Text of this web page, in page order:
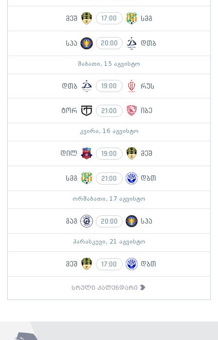
მეშ 17:00 სმგ
სპა 20:00 დთბ
შაბათი, 15 აგვისტო
დთბ 19:00 რუს
ტორ 21:00 იბე
კვირა, 16 აგვისტო
დილ 19:00 მეშ
სმგ 21:00 დბთ
ორშაბათი, 17 აგვისტო
გაგ 20:00 სპა
პარასკევი, 21 აგვისტო
მეშ 17:00 დბთ
სრული კალენდარი